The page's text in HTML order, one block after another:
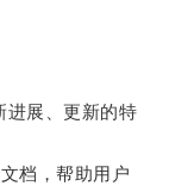
展、更新的特
档，帮助用户